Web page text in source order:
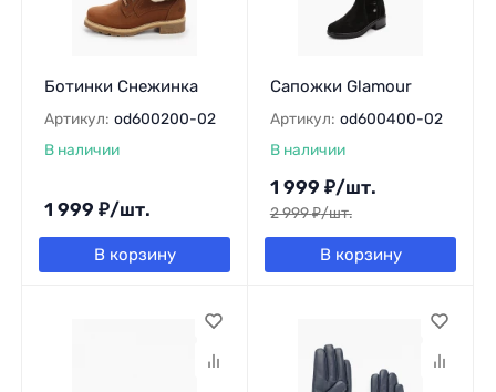
Ботинки Снежинка
Артикул: od600200-02
В наличии
1 999 ₽/шт.
В корзину
Сапожки Glamour
Артикул: od600400-02
В наличии
1 999 ₽/шт.
2 999₽/шт.
В корзину